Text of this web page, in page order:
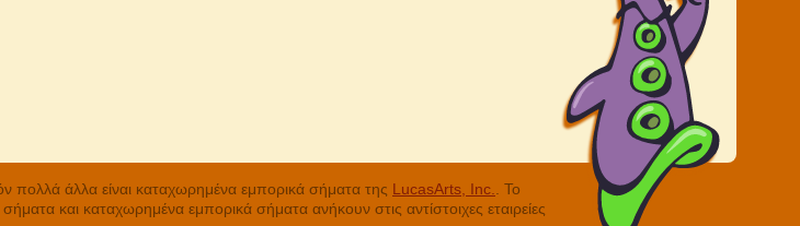
άλλα είναι καταχωρημένα εμπορικά σήματα της LucasArts, Inc.
. Το
και καταχωρημένα εμπορικά σήματα ανήκουν στις αντίστοιχες εταιρείες